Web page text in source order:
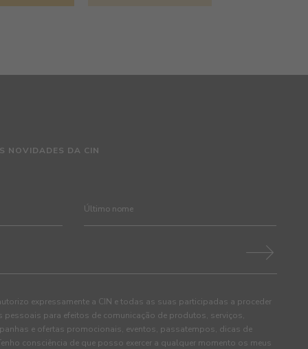
NOVIDADES DA CIN
expressamente a CIN e todas as suas participadas a proceder
para efeitos de comunicação de produtos, serviços,
e ofertas promocionais, eventos, passatempos, dicas de
consciência de que posso exercer a qualquer momento os meus